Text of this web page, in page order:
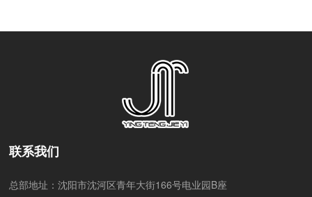
联系我们
总部地址：沈阳市沈河区青年大街166号电业园B座